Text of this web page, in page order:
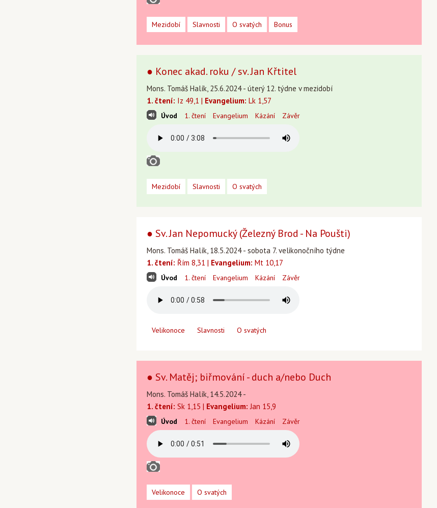
Mezidobí Slavnosti O svatých Bonus
● Konec akad. roku / sv. Jan Křtitel
Mons. Tomáš Halík, 25.6.2024 - úterý 12. týdne v mezidobí
1. čtení: Iz 49,1 | Evangelium: Lk 1,57
Úvod 1. čtení Evangelium Kázání Závěr
Mezidobí Slavnosti O svatých
● Sv. Jan Nepomucký (Železný Brod - Na Poušti)
Mons. Tomáš Halík, 18.5.2024 - sobota 7. velikonočního týdne
1. čtení: Řím 8,31 | Evangelium: Mt 10,17
Úvod 1. čtení Evangelium Kázání Závěr
Velikonoce Slavnosti O svatých
● Sv. Matěj; biřmování - duch a/nebo Duch
Mons. Tomáš Halík, 14.5.2024 -
1. čtení: Sk 1,15 | Evangelium: Jan 15,9
Úvod 1. čtení Evangelium Kázání Závěr
Velikonoce O svatých